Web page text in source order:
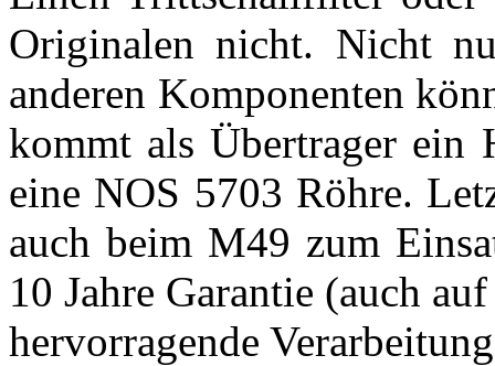
Originalen nicht. Nicht
anderen Komponenten
kommt als Übertrager ein
eine NOS 5703 Röhre.
auch beim M49 zum
10 Jahre Garantie (auch
hervorragende